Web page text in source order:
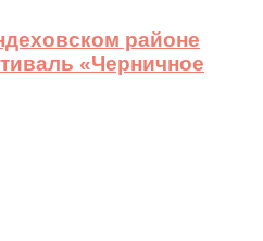
районе
«Черничное